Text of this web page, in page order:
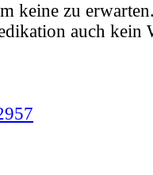
keine zu
auch kein